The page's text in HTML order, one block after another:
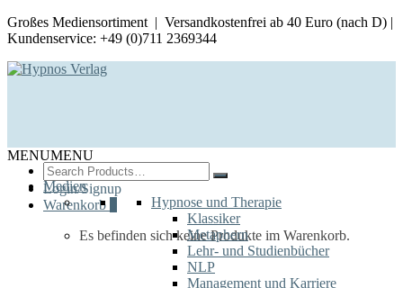
Großes Mediensortiment | Versandkostenfrei ab 40 Euro (nach D) |
Kundenservice: +49 (0)711 2369344
Search
for:
Login/Signup
Warenkorb
Es befinden sich keine Produkte im Warenkorb.
MENUMENU
Medien
Hypnose und Therapie
Klassiker
Metaphern
Lehr- und Studienbücher
NLP
Management und Karriere